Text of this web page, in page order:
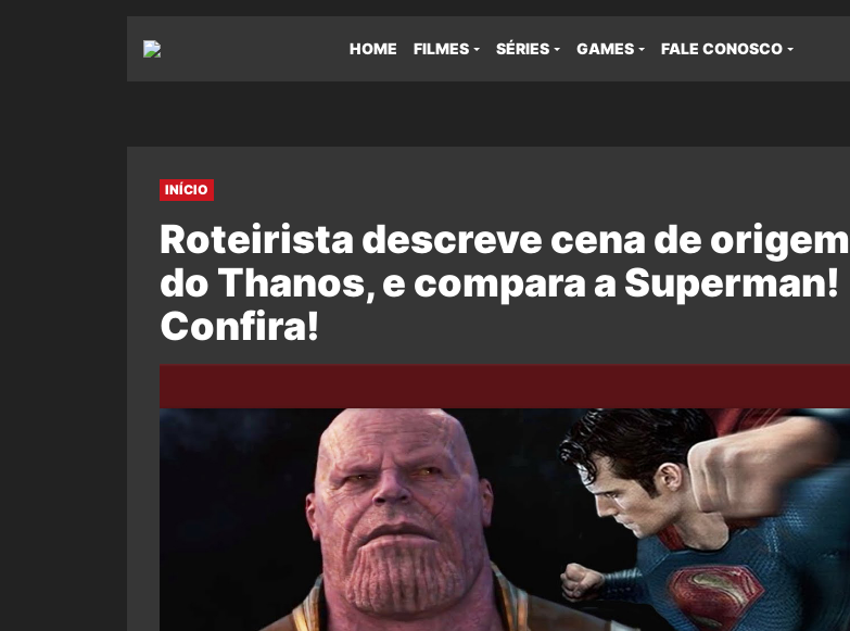
HOME FILMES SÉRIES GAMES FALE CONOSCO
INÍCIO
Roteirista descreve cena de origem
do Thanos, e compara a Superman!
Confira!